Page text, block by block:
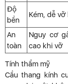
Độ
bền
Kém, dễ
An
toàn
Nguy cơ
cao khi vỡ
Tính thẩm mỹ
Cầu thang kính